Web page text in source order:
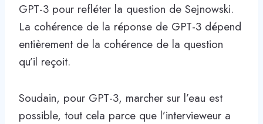
GPT-3 pour refléter la question de Sejnowski.
La cohérence de la réponse de GPT-3 dépend
entièrement de la cohérence de la question
qu’il reçoit.
Soudain, pour GPT-3, marcher sur l’eau est
possible, tout cela parce que l’intervieweur a